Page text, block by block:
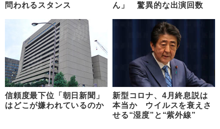
問われるスタンス
ん」 驚異的な出演回数
信頼度最下位「朝日新聞」
はどこが嫌われているのか
新型コロナ、4月終息説は
本当か ウイルスを衰えさ
せる“湿度”と“紫外線”